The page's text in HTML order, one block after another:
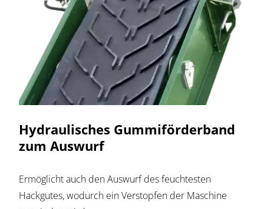
Hydraulisches Gummiförderband
zum Auswurf
Ermöglicht auch den Auswurf des feuchtesten
Hackgutes, wodurch ein Verstopfen der Maschine